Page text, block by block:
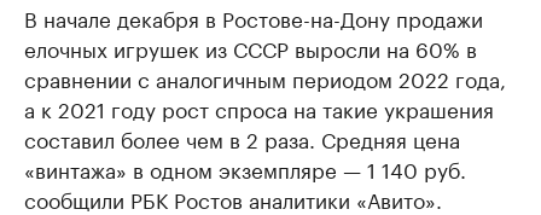
В начале декабря в Ростове-на-Дону продажи
елочных игрушек из СССР выросли на 60% в
сравнении с аналогичным периодом 2022 года,
а к 2021 году рост спроса на такие украшения
составил более чем в 2 раза. Средняя цена
«винтажа» в одном экземпляре — 1 140 руб.
сообщили РБК Ростов аналитики «Авито».